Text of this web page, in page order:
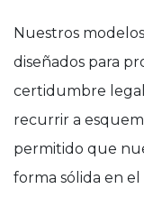
Nuestros
diseñados para
certidumbre
recurrir a
permitido que
forma sólida en el